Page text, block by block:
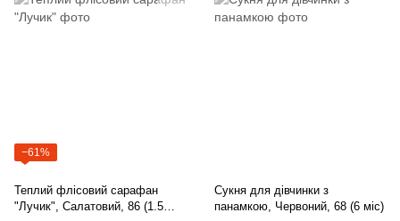
−61%
Теплий флісовий сарафан
"Лучик", Салатовий, 86 (1.5
Сукня для дівчинки з
панамкою, Червоний, 68 (6 міс)